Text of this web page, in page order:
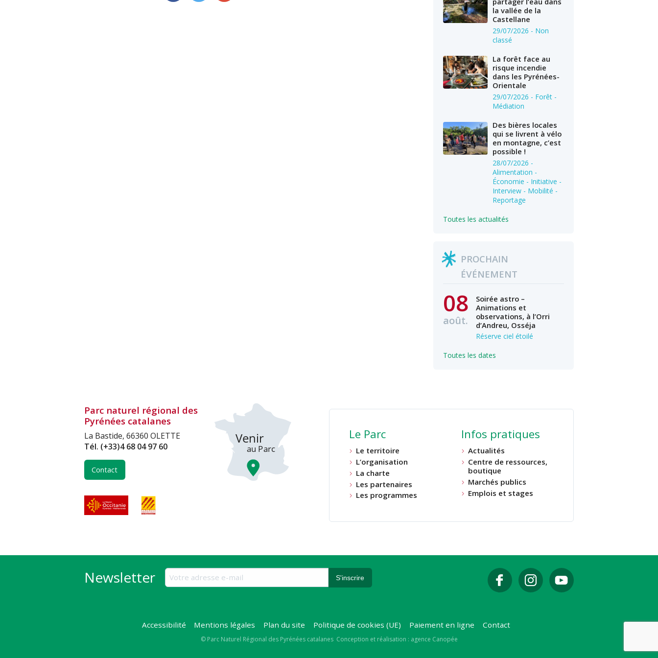
la vallée de la
Castellane
29/07/2026 - Non
classé
La forêt face au
risque incendie
dans les Pyrénées-
Orientale
29/07/2026 - Forêt -
Médiation
Des bières locales
qui se livrent à vélo
en montagne, c’est
possible !
28/07/2026 -
Alimentation -
Économie - Initiative -
Interview - Mobilité -
Reportage
Toutes les actualités
PROCHAIN
ÉVÉNEMENT
08
août.
Soirée astro –
Animations et
observations, à l’Orri
d’Andreu, Osséja
Réserve ciel étoilé
Toutes les dates
Parc naturel régional des
Pyrénées catalanes
La Bastide, 66360 OLETTE
Tél. (+33)4 68 04 97 60
Contact
Le Parc
Le territoire
L’organisation
La charte
Les partenaires
Les programmes
Infos pratiques
Actualités
Centre de ressources,
boutique
Marchés publics
Emplois et stages
Newsletter
Accessibilité Mentions légales Plan du site Politique de cookies (UE) Paiement en ligne Contact
Copyright
© Parc Naturel Régional des Pyrénées catalanes Conception et réalisation : agence Canopée